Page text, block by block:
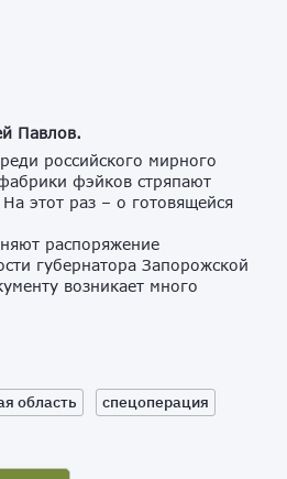
Павлов.
российского мирного
фэйков стряпают
этот раз – о готовящейся
распоряжение
губернатора Запорожской
возникает много
область
спецоперация